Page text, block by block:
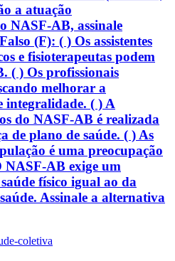
a atuação
NASF-AB, assinale
(F): ( ) Os assistentes
e fisioterapeutas podem
( ) Os profissionais
melhorar a
integralidade. ( ) A
do NASF-AB é realizada
de plano de saúde. ( ) As
é uma preocupação
AB exige um
físico igual ao da
Assinale a alternativa
coletiva